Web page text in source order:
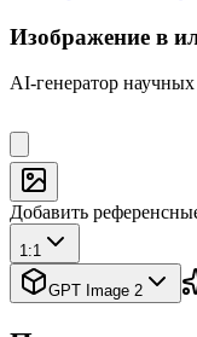
Изображение в
AI-генератор
Добавить
1:1
GPT Image 2